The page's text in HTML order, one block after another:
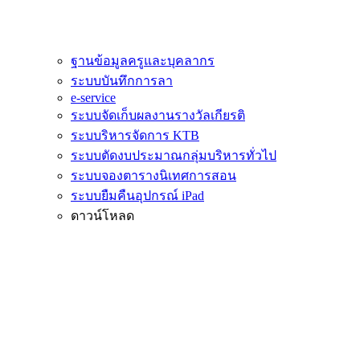
ฐานข้อมูลครูและบุคลากร
ระบบบันทึกการลา
e-service
ระบบจัดเก็บผลงานรางวัลเกียรติ
ระบบริหารจัดการ KTB
ระบบตัดงบประมาณกลุ่มบริหารทั่วไป
ระบบจองตารางนิเทศการสอน
ระบบยืมคืนอุปกรณ์ iPad
ดาวน์โหลด